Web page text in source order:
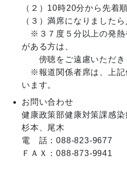
（２）10時20分から先着
（３）満席になりました
※３７度５分以上の発熱
がある方は、
傍聴をご遠慮いただき
※報道関係者席は、上記
お問い合わせ
健康政策部健康対策課感
杉本、尾木
電　話：088-823-9677
ＦＡＸ：088-873-9941